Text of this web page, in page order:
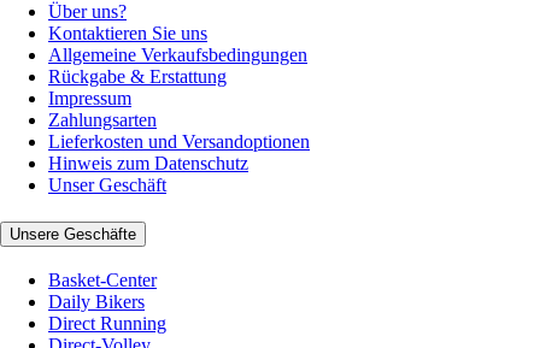
Über uns?
Kontaktieren Sie uns
Allgemeine Verkaufsbedingungen
Rückgabe & Erstattung
Impressum
Zahlungsarten
Lieferkosten und Versandoptionen
Hinweis zum Datenschutz
Unser Geschäft
Unsere Geschäfte
Basket-Center
Daily Bikers
Direct Running